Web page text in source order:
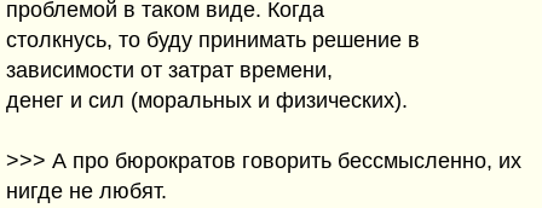
проблемой в таком виде. Когда
столкнусь, то буду принимать решение в
зависимости от затрат времени,
денег и сил (моральных и физических).
>>> А про бюрократов говорить бессмысленно, их
нигде не любят.